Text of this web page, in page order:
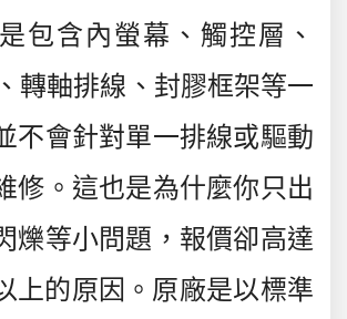
包含內螢幕、觸控層、
轉軸排線、封膠框架等一
不會針對單一排線或驅動
修 。這也是為什麼你只出
爍等小問題，報價卻高達
上的原因。原廠是以標準